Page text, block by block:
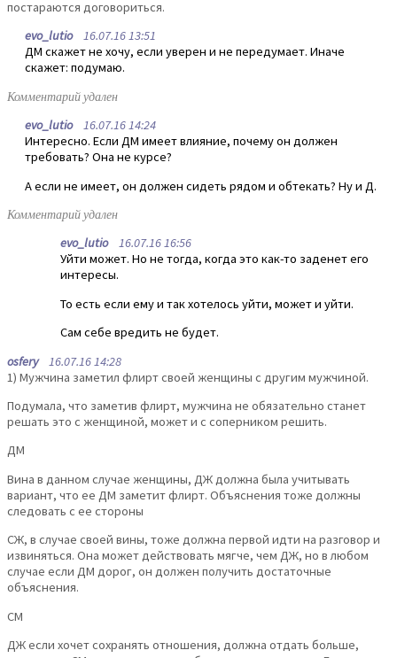
постараются договориться.
evo_lutio16.07.16 13:51
ДМ скажет не хочу, если уверен и не передумает. Иначе
скажет: подумаю.
Комментарий удален
evo_lutio16.07.16 14:24
Интересно. Если ДМ имеет влияние, почему он должен
требовать? Она не курсе?
А если не имеет, он должен сидеть рядом и обтекать? Ну и Д.
Комментарий удален
evo_lutio16.07.16 16:56
Уйти может. Но не тогда, когда это как-то заденет его
интересы.
То есть если ему и так хотелось уйти, может и уйти.
Сам себе вредить не будет.
osfery16.07.16 14:28
1) Мужчина заметил флирт своей женщины с другим мужчиной.
Подумала, что заметив флирт, мужчина не обязательно станет
решать это с женщиной, может и с соперником решить.
ДМ
Вина в данном случае женщины, ДЖ должна была учитывать
вариант, что ее ДМ заметит флирт. Объяснения тоже должны
следовать с ее стороны
СЖ, в случае своей вины, тоже должна первой идти на разговор и
извиняться. Она может действовать мягче, чем ДЖ, но в любом
случае если ДМ дорог, он должен получить достаточные
объяснения.
СМ
ДЖ если хочет сохранять отношения, должна отдать больше,